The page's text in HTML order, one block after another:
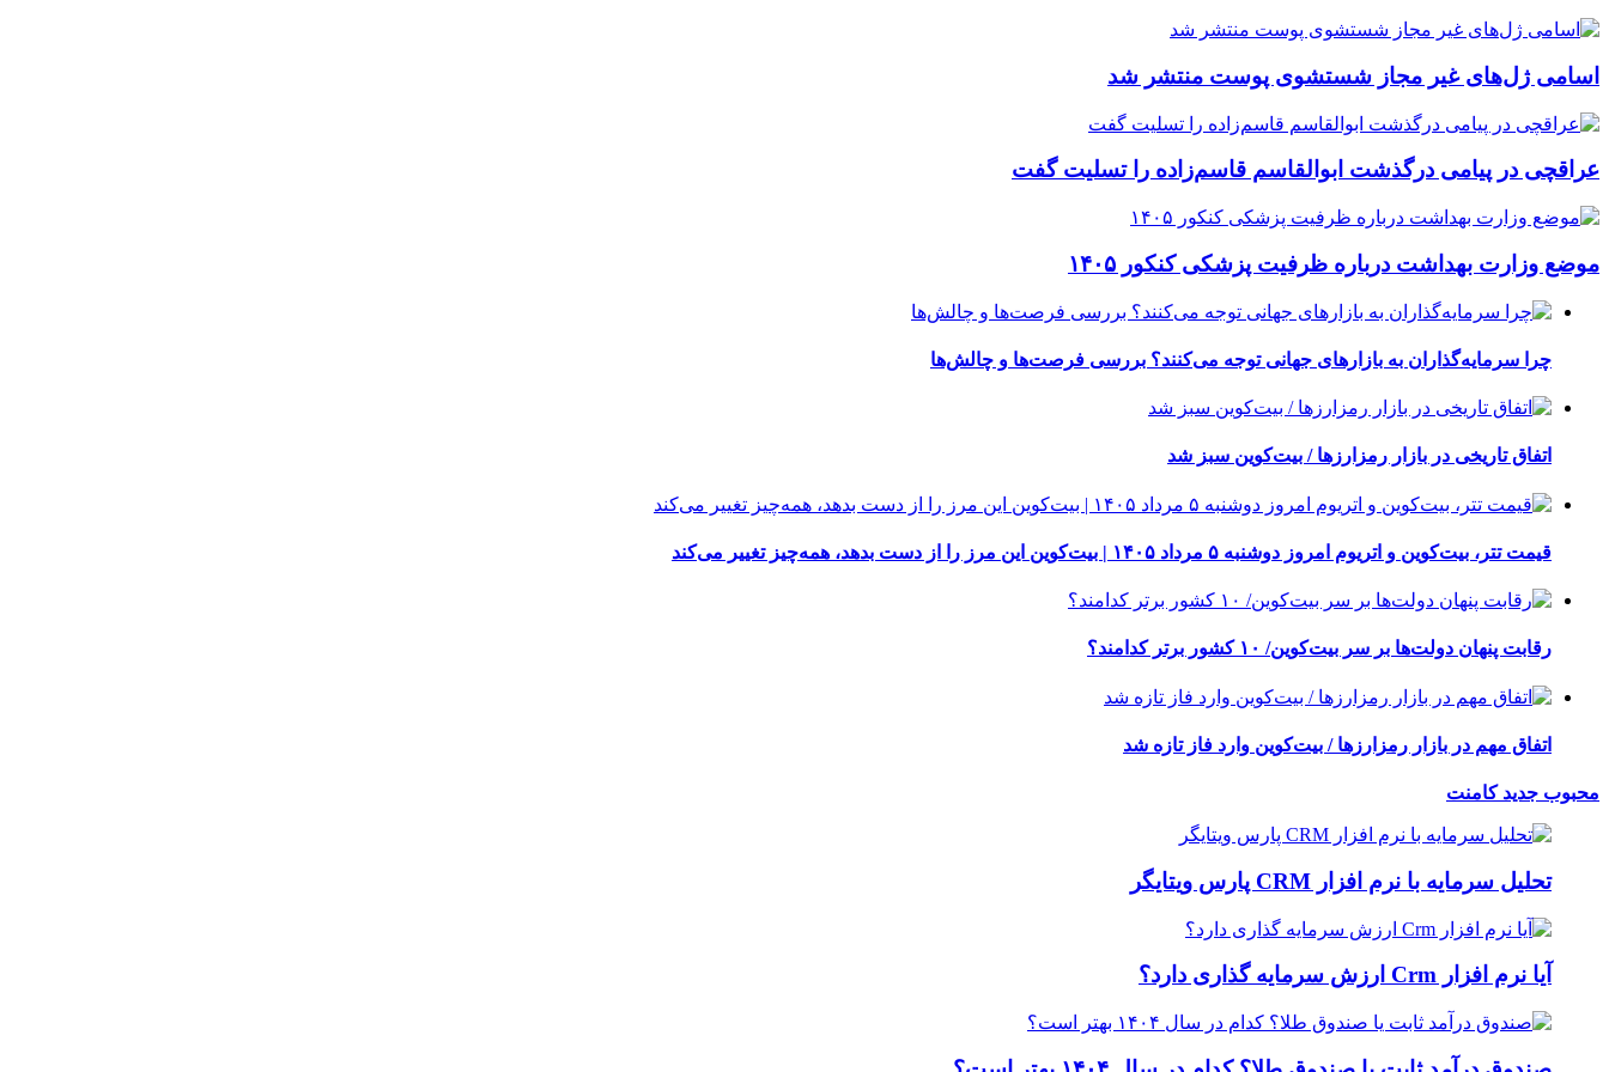
اسامی ژل‌های غیر مجاز شستشوی پوست منتشر شد
عراقچی در پیامی درگذشت ابوالقاسم قاسم‌زاده را تسلیت گفت
موضع وزارت بهداشت درباره ظرفیت پزشکی کنکور ۱۴۰۵
چرا سرمایه‌گذاران به بازارهای جهانی توجه می‌کنند؟ بررسی فرصت‌ها و چالش‌ها
اتفاق تاریخی در بازار رمزارزها / بیت‌کوین سبز شد
قیمت تتر، بیت‌کوین و اتریوم امروز دوشنبه ۵ مرداد ۱۴۰۵ | بیت‌کوین این مرز را از دست بدهد، همه‌چیز تغییر می‌کند
رقابت پنهان دولت‌ها بر سر بیت‌کوین/ ۱۰ کشور برتر کدامند؟
اتفاق مهم در بازار رمزارزها / بیت‌کوین وارد فاز تازه شد
محبوب جدیدکامنت
تحلیل سرمایه با نرم افزار CRM پارس ویتایگر
آیا نرم افزار Crm ارزش سرمایه گذاری دارد؟